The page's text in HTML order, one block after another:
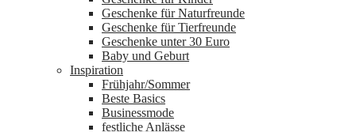
Geschenke für Naturfreunde
Geschenke für Tierfreunde
Geschenke unter 30 Euro
Baby und Geburt
Inspiration
Frühjahr/Sommer
Beste Basics
Businessmode
festliche Anlässe